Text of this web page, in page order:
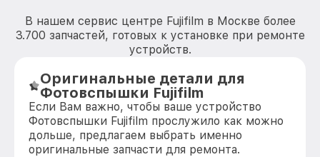
В нашем сервис центре Fujifilm в Москве более
3.700 запчастей, готовых к установке при ремонте
устройств.
Оригинальные детали для
Фотовспышки Fujifilm
Если Вам важно, чтобы ваше устройство
Фотовспышки Fujifilm прослужило как можно
дольше, предлагаем выбрать именно
оригинальные запчасти для ремонта.